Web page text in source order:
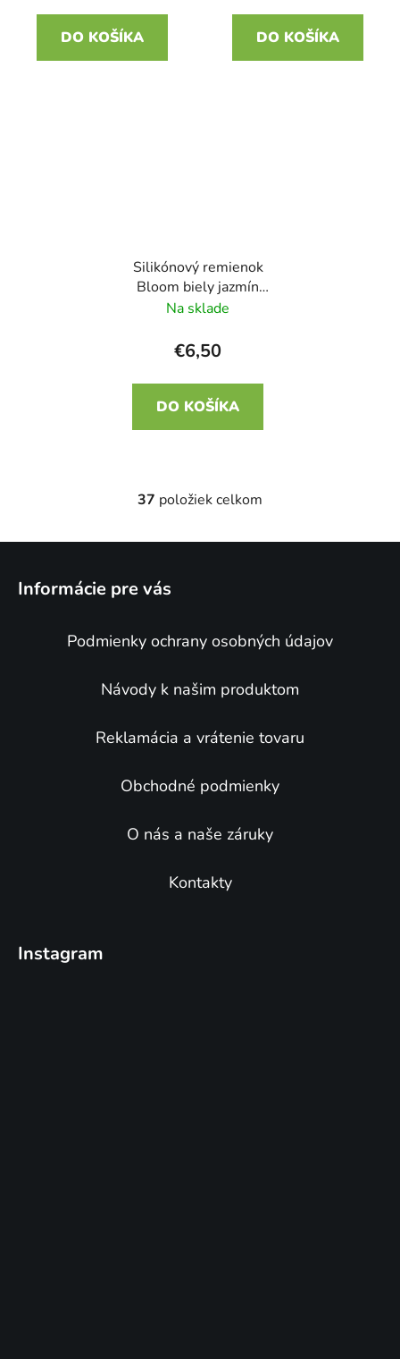
DO KOŠÍKA DO KOŠÍKA
Silikónový remienok
Bloom biely jazmín
22mm
Na sklade
€6,50
DO KOŠÍKA
O
l
i
p
k
v
p
i
u
37 položiek celkom
Informácie pre vás
Podmienky ochrany osobných údajov
Návody k našim produktom
Reklamácia a vrátenie tovaru
Obchodné podmienky
O nás a naše záruky
Kontakty
Instagram